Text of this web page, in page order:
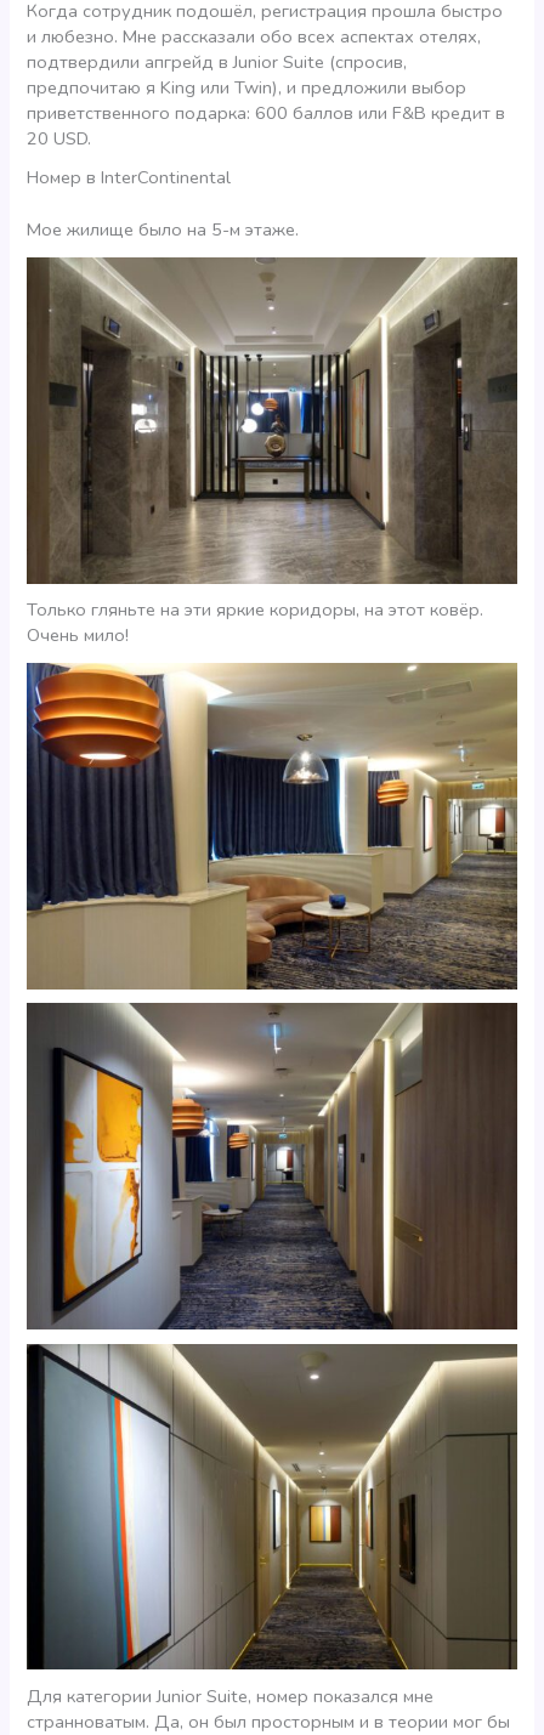
Когда сотрудник подошёл, регистрация прошла быстро
и любезно. Мне рассказали обо всех аспектах отелях,
подтвердили апгрейд в Junior Suite (спросив,
предпочитаю я King или Twin), и предложили выбор
приветственного подарка: 600 баллов или F&B кредит в
20 USD.
Номер в InterContinental
Мое жилище было на 5-м этаже.
Только гляньте на эти яркие коридоры, на этот ковёр.
Очень мило!
Для категории Junior Suite, номер показался мне
странноватым. Да, он был просторным и в теории мог бы